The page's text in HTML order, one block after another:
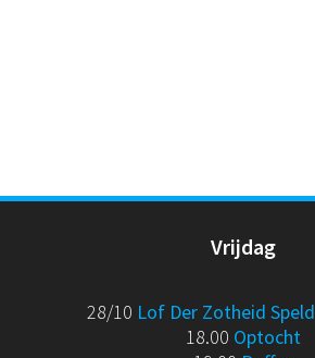
Vrijdag
28/10 Lof Der Zotheid Speld
18.00 Optocht